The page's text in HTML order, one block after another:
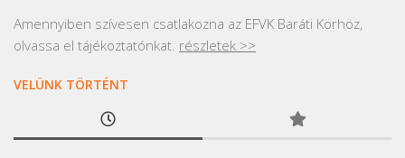
Amennyiben szívesen csatlakozna az EFVK Baráti Körhöz,
olvassa el tájékoztatónkat. részletek >>
VELÜNK TÖRTÉNT